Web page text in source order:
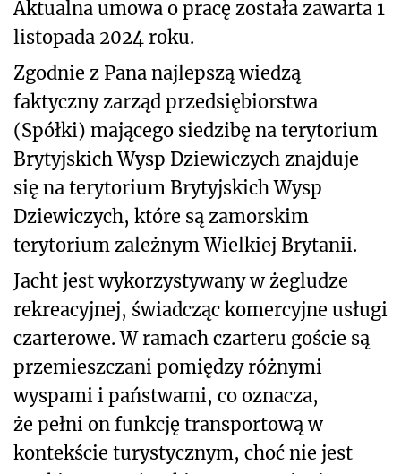
Aktualna umowa o pracę została zawarta 1
listopada 2024 roku.
Zgodnie z Pana najlepszą wiedzą
faktyczny zarząd przedsiębiorstwa
(Spółki) mającego siedzibę na terytorium
Brytyjskich Wysp Dziewiczych znajduje
się na terytorium Brytyjskich Wysp
Dziewiczych, które są zamorskim
terytorium zależnym Wielkiej Brytanii.
Jacht jest wykorzystywany w żegludze
rekreacyjnej, świadcząc komercyjne usługi
czarterowe. W ramach czarteru goście są
przemieszczani pomiędzy różnymi
wyspami i państwami, co oznacza,
że pełni on funkcję transportową w
kontekście turystycznym, choć nie jest